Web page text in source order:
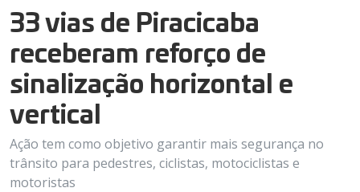
33 vias de Piracicaba
receberam reforço de
sinalização horizontal e
vertical
Ação tem como objetivo garantir mais segurança no
trânsito para pedestres, ciclistas, motociclistas e
motoristas